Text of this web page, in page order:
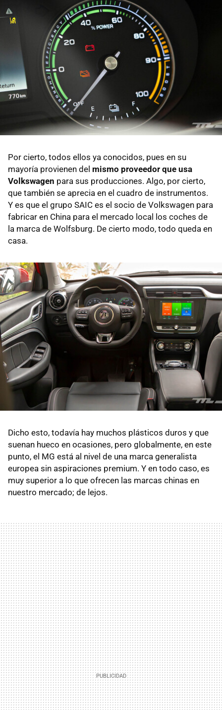
Por cierto, todos ellos ya conocidos, pues en su
mayoría provienen del mismo proveedor que usa
Volkswagen para sus producciones. Algo, por cierto,
que también se aprecia en el cuadro de instrumentos.
Y es que el grupo SAIC es el socio de Volkswagen para
fabricar en China para el mercado local los coches de
la marca de Wolfsburg. De cierto modo, todo queda en
casa.
Dicho esto, todavía hay muchos plásticos duros y que
suenan hueco en ocasiones, pero globalmente, en este
punto, el MG está al nivel de una marca generalista
europea sin aspiraciones premium. Y en todo caso, es
muy superior a lo que ofrecen las marcas chinas en
nuestro mercado; de lejos.